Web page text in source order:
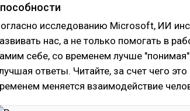
исследованию Microsoft, ИИ
нас, а не только помогать в
себе, со временем лучше
ответы. Читайте, за счет чего
меняется взаимодействие